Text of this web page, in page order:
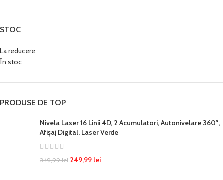
STOC
La reducere
În stoc
PRODUSE DE TOP
Nivela Laser 16 Linii 4D, 2 Acumulatori, Autonivelare 360°,
Afișaj Digital, Laser Verde
349,99lei 249,99 lei